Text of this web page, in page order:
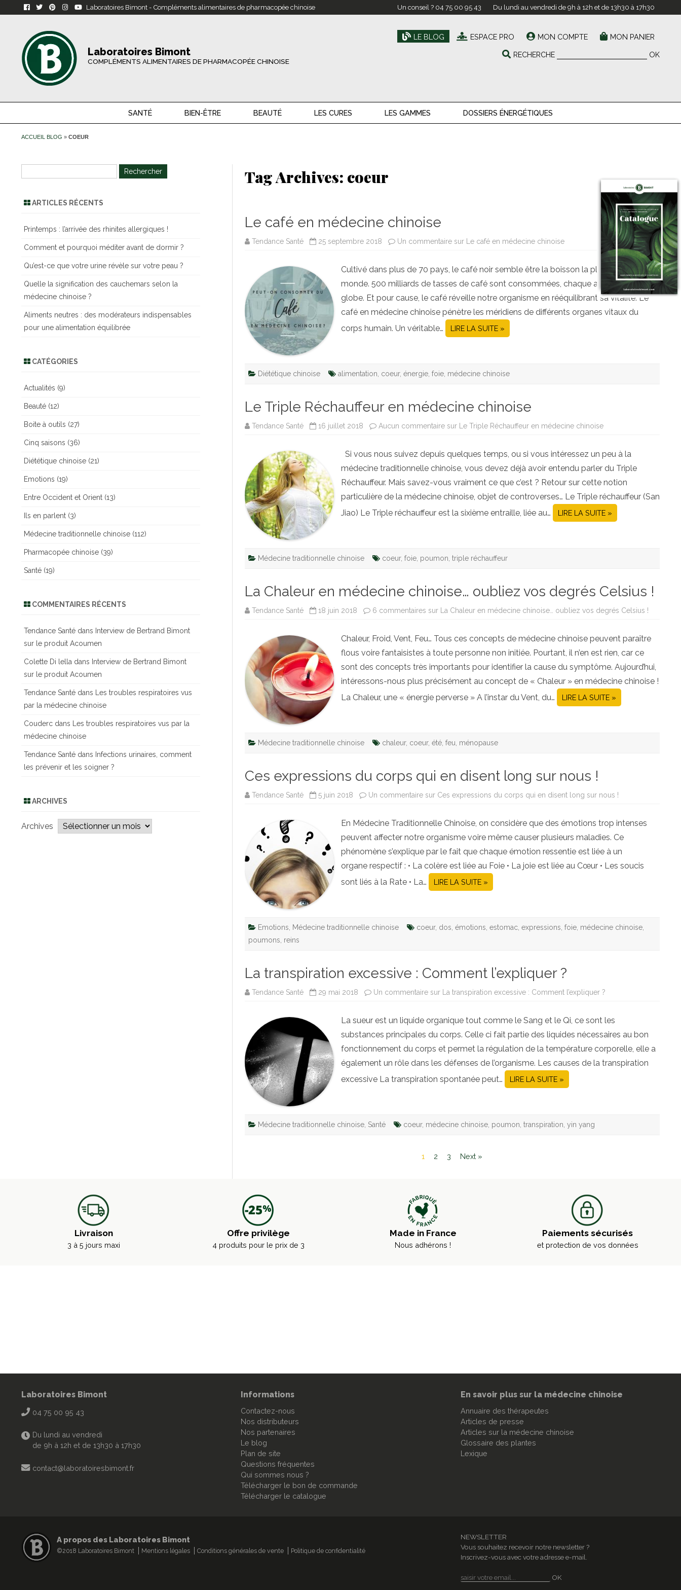
Laboratoires Bimont - Compléments alimentaires de pharmacopée chinoise Un conseil ? 04 75 00 95 43 Du lundi au vendredi de 9h à 12h et de 13h30 à 17h30
Laboratoires Bimont
COMPLÉMENTS ALIMENTAIRES DE PHARMACOPÉE CHINOISE
LE BLOG ESPACE PRO MON COMPTE MON PANIER
RECHERCHE OK
SANTÉ BIEN-ÊTRE BEAUTÉ LES CURES LES GAMMES DOSSIERS ÉNERGÉTIQUES
ACCUEIL BLOG » COEUR
Tag Archives: coeur
Le café en médecine chinoise
Tendance Santé 25 septembre 2018 Un commentaire sur Le café en médecine chinoise
Cultivé dans plus de 70 pays, le café noir semble être la boisson la plus appréciée au
monde. 500 milliards de tasses de café sont consommées, chaque année, autour du
globe. Et pour cause, le café réveille notre organisme en rééquilibrant sa vitalité. Le
café en médecine chinoise pénètre les méridiens de différents organes vitaux du
corps humain. Un véritable…
LIRE LA SUITE »
Diététique chinoise alimentation coeur, énergie, foie, médecine chinoise
Le Triple Réchauffeur en médecine chinoise
Tendance Santé 16 juillet 2018 Aucun commentairesur Le Triple Réchauffeur en médecine chinoise
Si vous nous suivez depuis quelques temps, ou si vous intéressez un peu à la
médecine traditionnelle chinoise, vous devez déjà avoir entendu parler du Triple
Réchauffeur. Mais savez-vous vraiment ce que c’est ? Retour sur cette notion
particulière de la médecine chinoise, objet de controverses… Le Triple réchauffeur (San
Jiao) Le Triple réchauffeur est la sixième entraille, liée au…
LIRE LA SUITE »
Médecine traditionnelle chinoise coeur, foie, poumon triple réchauffeur
La Chaleur en médecine chinoise… oubliez vos degrés Celsius !
Tendance Santé 18 juin 2018 6 commentaires sur La Chaleur en médecine chinoise… oubliez vos degrés Celsius !
Chaleur, Froid, Vent, Feu… Tous ces concepts de médecine chinoise peuvent paraître
flous voire fantaisistes à toute personne non initiée. Pourtant, il n’en est rien, car ce
sont des concepts très importants pour identifier la cause du symptôme. Aujourd’hui,
intéressons-nous plus précisément au concept de « Chaleur » en médecine chinoise !
La Chaleur, une « énergie perverse » A l’instar du Vent, du…
LIRE LA SUITE »
Médecine traditionnelle chinoise chaleur, coeur, été, feu ménopause
Ces expressions du corps qui en disent long sur nous !
Tendance Santé 5 juin 2018 Un commentaire sur Ces expressions du corps qui en disent long sur nous !
En Médecine Traditionnelle Chinoise, on considère que des émotions trop intenses
peuvent affecter notre organisme voire même causer plusieurs maladies. Ce
phénomène s’explique par le fait que chaque émotion ressentie est liée à un
organe respectif : • La colère est liée au Foie • La joie est liée au Cœur • Les soucis
sont liés à la Rate • La…
LIRE LA SUITE »
Emotions Médecine traditionnelle chinoise coeur, dos émotions estomac, expressions foie, médecine chinoise,
poumons reins
La transpiration excessive : Comment l’expliquer ?
Tendance Santé 29 mai 2018 Un commentaire sur La transpiration excessive : Comment l’expliquer ?
La sueur est un liquide organique tout comme le Sang et le Qi, ce sont les
substances principales du corps. Celle ci fait partie des liquides nécessaires au bon
fonctionnement du corps et permet la régulation de la température corporelle, elle a
également un rôle dans les défenses de l’organisme. Les causes de la transpiration
excessive La transpiration spontanée peut…
LIRE LA SUITE »
Médecine traditionnelle chinoise, Santé coeur, médecine chinoise, poumon transpiration yin yang
1 2 3 Next »
h
e
ARTICLES RÉCENTS
Printemps : l’arrivée des rhinites allergiques !
Comment et pourquoi méditer avant de dormir ?
Qu’est-ce que votre urine révèle sur votre peau ?
Quelle la signification des cauchemars selon la
médecine chinoise ?
Aliments neutres : des modérateurs indispensables
pour une alimentation équilibrée
CATÉGORIES
Actualités (9)
Beauté (12)
Boite à outils (27)
Cinq saisons (36)
Diététique chinoise (21)
Emotions (19)
Entre Occident et Orient (13)
Ils en parlent (3)
Médecine traditionnelle chinoise (112)
Pharmacopée chinoise (39)
Santé (19)
COMMENTAIRES RÉCENTS
Tendance Santé dans Interview de Bertrand Bimont
sur le produit Acoumen
Colette Di lella dans Interview de Bertrand Bimont
sur le produit Acoumen
Tendance Santé dans
Les troubles respiratoires vus
par la médecine chinoise
Couderc dans
Les troubles respiratoires vus par la
médecine chinoise
Tendance Santé dans Infections urinaires, comment
les prévenir et les soigner ?
ARCHIVES
Archives
Livraison
3 à 5 jours maxi
Offre privilège
4 produits pour le prix de 3
Made in France
Nous adhérons !
Paiements sécurisés
et protection de vos données
Laboratoires Bimont
04 75 00 95 43
Du lundi au vendredi
de 9h à 12h et de 13h30 à 17h30
contact@laboratoiresbimont.fr
Informations
Contactez-nous
Nos distributeurs
Nos partenaires
Le blog
Plan de site
Questions fréquentes
Qui sommes nous ?
Télécharger le bon de commande
Télécharger le catalogue
En savoir plus sur la médecine chinoise
Annuaire des thérapeutes
Articles de presse
Articles sur la médecine chinoise
Glossaire des plantes
Lexique
A propos des Laboratoires Bimont
©2018 Laboratoires Bimont Mentions légales Conditions générales de vente Politique de confidentialité
NEWSLETTER
Vous souhaitez recevoir notre newsletter ?
Inscrivez-vous avec votre adresse e-mail.
OK